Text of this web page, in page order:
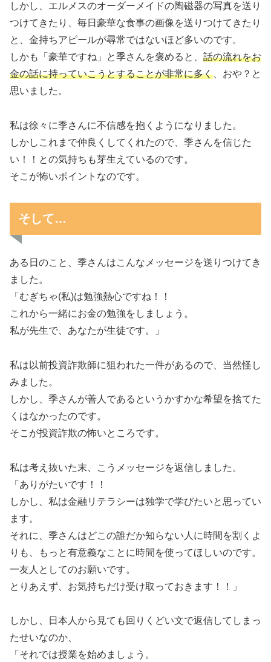
しかし、エルメスのオーダーメイドの陶磁器の写真を送り
つけてきたり、毎日豪華な食事の画像を送りつけてきたり
と、金持ちアピールが尋常ではないほど多いのです。
しかも「豪華ですね」と季さんを褒めると、 話の流れをお
金の話に持っていこうとすることが非常に多く 、おや？と
思いました。
私は徐々に季さんに不信感を抱くようになりました。
しかしこれまで仲良くしてくれたので、季さんを信じた
い！！との気持ちも芽生えているのです。
そこが怖いポイントなのです。
そして…
ある日のこと、季さんはこんなメッセージを送りつけてき
ました。
「むぎちゃ(私)は勉強熱心ですね！！
これから一緒にお金の勉強をしましょう。
私が先生で、あなたが生徒です。」
私は以前投資詐欺師に狙われた一件があるので、当然怪し
みました。
しかし、季さんが善人であるというかすかな希望を捨てた
くはなかったのです。
そこが投資詐欺の怖いところです。
私は考え抜いた末、こうメッセージを返信しました。
「ありがたいです！！
しかし、私は金融リテラシーは独学で学びたいと思ってい
ます。
それに、季さんはどこの誰だか知らない人に時間を割くよ
りも、もっと有意義なことに時間を使ってほしいのです。
一友人としてのお願いです。
とりあえず、お気持ちだけ受け取っておきます！！」
しかし、日本人から見ても回りくどい文で返信してしまっ
たせいなのか、
「それでは授業を始めましょう。